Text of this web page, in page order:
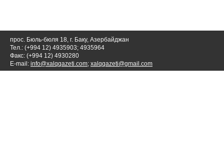
прос. Бюль-бюля 18, г. Баку, Азербайджан
Тел.: (+994 12) 4935903; 4935964
Факс: (+994 12) 4930280
E-mail: info@xalqqazeti.com; xalqqazeti@gmail.com